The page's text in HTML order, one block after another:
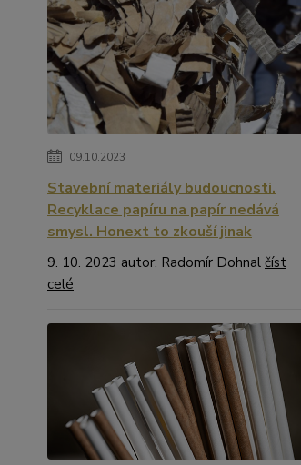
09.10.2023
Stavební materiály budoucnosti.
Recyklace papíru na papír nedává
smysl. Honext to zkouší jinak
9. 10. 2023 autor: Radomír Dohnal číst
celé